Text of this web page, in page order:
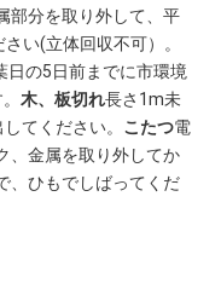
部分を取り外して、平
い(立体回収不可）。
日の5日前までに市環境
。木、板切れ長さ1m未
てください。 こたつ電
、金属を取り外してか
、ひもでしばってくだ